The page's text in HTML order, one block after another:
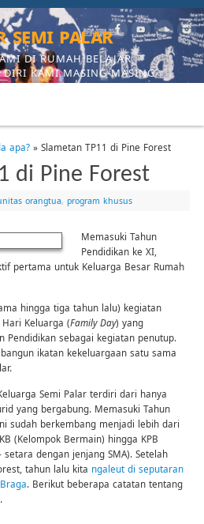
semi palar
DI RUMAH BELAJAR,
KAMI MASING-MASING
apa?» Slametan TP11 di Pine Forest
di Pine Forest
orangtua, program khusus
Memasuki Tahun
Pendidikan ke XI,
pertama untuk Keluarga Besar Rumah
hingga tiga tahun lalu) kegiatan
Keluarga (Family Day) yang
Pendidikan sebagai kegiatan penutup.
ikatan kekeluargaan satu sama
Semi Palar terdiri dari hanya
yang bergabung. Memasuki Tahun
sudah berkembang menjadi lebih dari
(Kelompok Bermain) hingga KPB
dengan jenjang SMA). Setelah
tahun lalu kita ngaleut di seputaran
. Berikut beberapa catatan tentang